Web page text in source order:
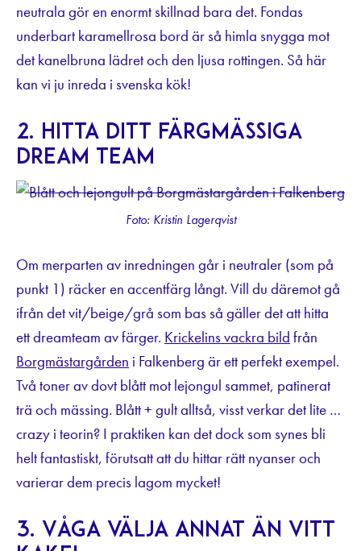
neutrala gör en enormt skillnad bara det. Fondas
underbart karamellrosa bord är så himla snygga mot
det kanelbruna lädret och den ljusa rottingen. Så här
kan vi ju inreda i svenska kök!
2. Hitta ditt färgmässiga
dream team
Foto: Kristin Lagerqvist
Om merparten av inredningen går i neutraler (som på
punkt 1) räcker en accentfärg långt. Vill du däremot gå
ifrån det vit/beige/grå som bas så gäller det att hitta
ett dreamteam av färger. Krickelins vackra bild från
Borgmästargården i Falkenberg är ett perfekt exempel.
Två toner av dovt blått mot lejongul sammet, patinerat
trä och mässing. Blått + gult alltså, visst verkar det lite …
crazy i teorin? I praktiken kan det dock som synes bli
helt fantastiskt, förutsatt att du hittar rätt nyanser och
varierar dem precis lagom mycket!
3. Våga välja annat än vitt